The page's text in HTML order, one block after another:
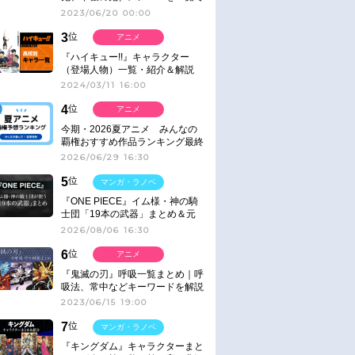
紹介＆解説（登場鬼の情報まと
2023/06/20 00:00
3位
『ハイキュー!!』キャラクター
（登場人物）一覧・紹介＆解説
2024/03/11 16:00
アニメ
4位
今期・2026夏アニメ みんなの
覇権おすすめ作品ランキング最終
結果発表！
2026/06/29 16:30
アニメ
5位
『ONE PIECE』イム様・神の騎
士団「19本の武器」まとめ＆元
ネタ
2026/08/06 16:30
マンガ・ラノベ
6位
『鬼滅の刃』呼吸一覧まとめ｜呼
吸法、常中などキーワードを解説
2023/06/15 19:00
アニメ
7位
『キングダム』キャラクターまと
マンガ・ラノベ